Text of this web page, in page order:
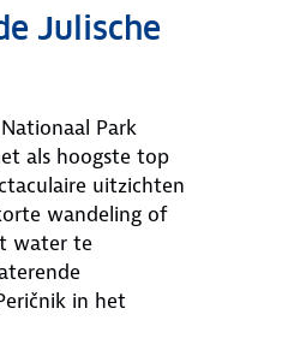
Julische
Park
als hoogste top
uitzichten
wandeling of
water te
in het